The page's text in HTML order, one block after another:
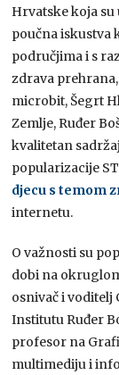
Hrvatske koja su
poučna
područjima i s
zdrava
microbit, Šegrt
Zemlje, Ruđer
kvalitetan
popularizacije
djecu s temom
internetu.
O važnosti su
dobi na
osnivač i
Institutu Ruđer
profesor na
multimediju i